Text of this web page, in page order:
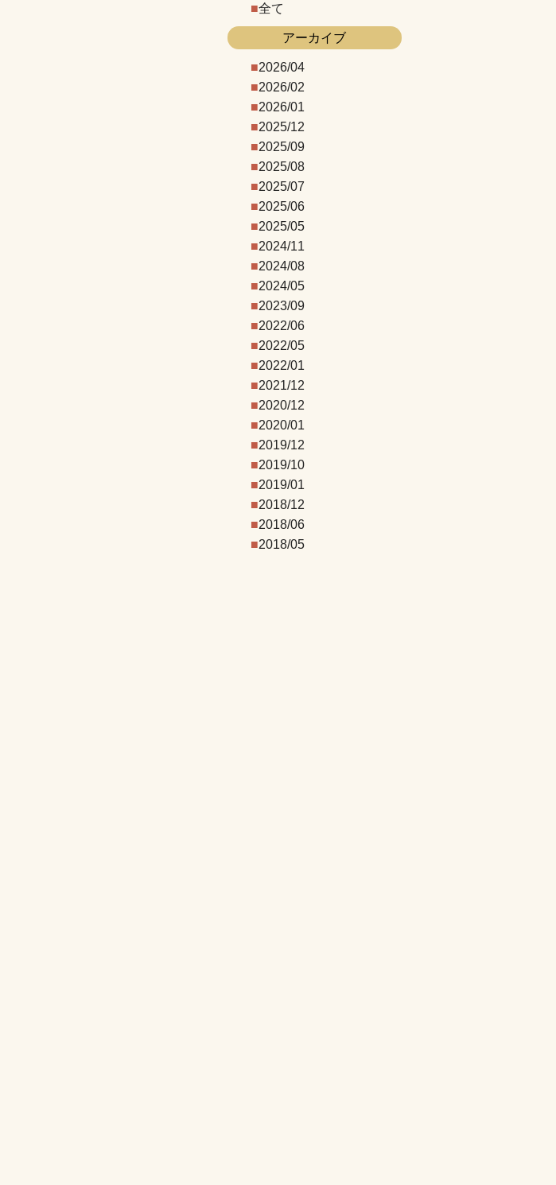
全て
アーカイブ
2026/04
2026/02
2026/01
2025/12
2025/09
2025/08
2025/07
2025/06
2025/05
2024/11
2024/08
2024/05
2023/09
2022/06
2022/05
2022/01
2021/12
2020/12
2020/01
2019/12
2019/10
2019/01
2018/12
2018/06
2018/05